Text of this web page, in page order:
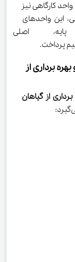
و هر واحد کارگاهی نیز
این واحدهای
پایه،
برداری از
از گیاﻫﺎن